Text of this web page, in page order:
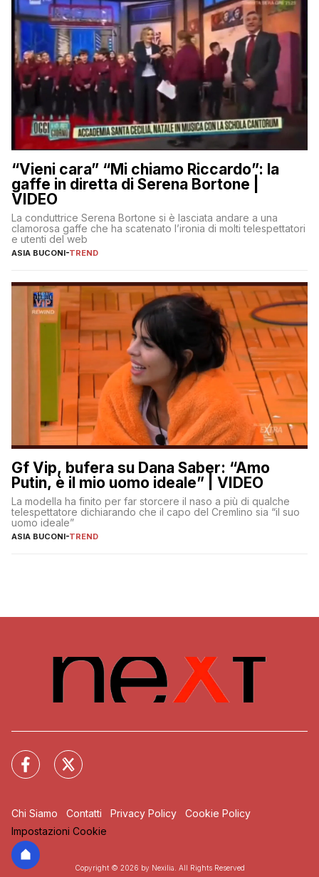
“Vieni cara” “Mi chiamo Riccardo”: la
gaffe in diretta di Serena Bortone |
VIDEO
La conduttrice Serena Bortone si è lasciata andare a una
clamorosa gaffe che ha scatenato l’ironia di molti telespettatori
e utenti del web
ASIA BUCONI-TREND
Gf Vip, bufera su Dana Saber: “Amo
Putin, è il mio uomo ideale” | VIDEO
La modella ha finito per far storcere il naso a più di qualche
telespettatore dichiarando che il capo del Cremlino sia “il suo
uomo ideale”
ASIA BUCONI-TREND
Chi Siamo Contatti Privacy Policy
Cookie Policy
Impostazioni Cookie
Copyright © 2026 by Nexilia. All Rights Reserved